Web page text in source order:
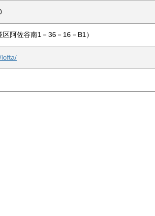
阿佐谷南1－36－16－B1）
lofta/